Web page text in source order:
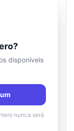
Desconhecido
Desconhecido
Desconhecido
disponíveis
nunca será